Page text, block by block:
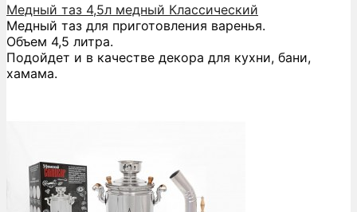
Медный таз 4,5л медный Классический
Медный таз для приготовления варенья.
Объем 4,5 литра.
Подойдет и в качестве декора для кухни, бани,
хамама.